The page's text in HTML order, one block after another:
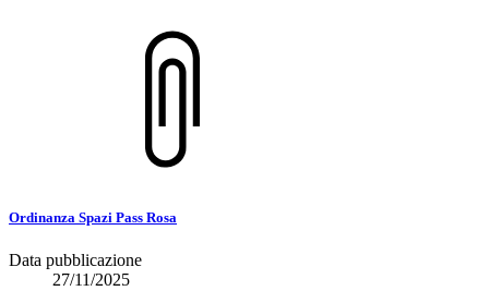
Ordinanza Spazi Pass Rosa
Data pubblicazione
27/11/2025